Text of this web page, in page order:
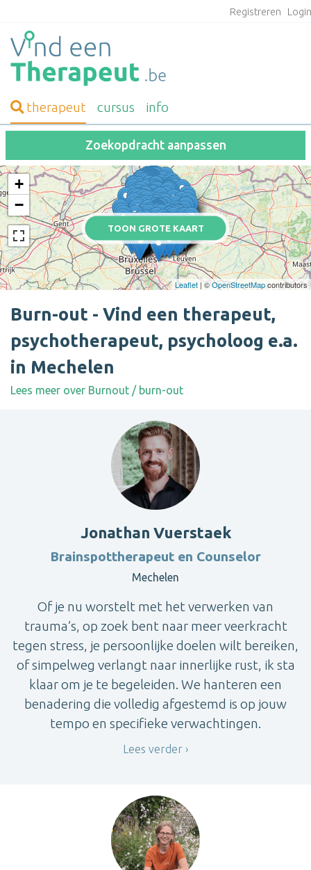
Registreren
therapeut cursus info
Zoekopdracht aanpassen
TOON GROTE KAART
+
−
Leaflet | ©OpenStreetMapcontributors
Burn-out - Vind een therapeut,
psychotherapeut, psycholoog e.a.
in Mechelen
Lees meer over Burnout / burn-out
Jonathan Vuerstaek
Brainspottherapeut en Counselor
Mechelen
Of je nu worstelt met het verwerken van
trauma’s, op zoek bent naar meer veerkracht
tegen stress, je persoonlijke doelen wilt bereiken,
of simpelweg verlangt naar innerlijke rust, ik sta
klaar om je te begeleiden. We hanteren een
benadering die volledig afgestemd is op jouw
tempo en specifieke verwachtingen.
Lees verder